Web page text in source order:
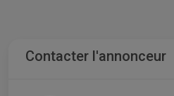
Contacter l'annonceur